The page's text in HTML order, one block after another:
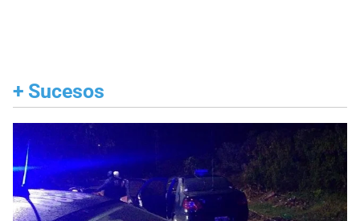
+ Sucesos